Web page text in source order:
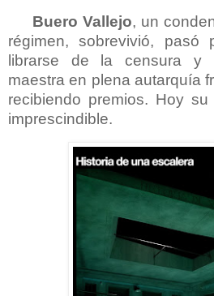
Buero Vallejo, un
régimen, sobrevivió, pasó
librarse de la censura y
maestra en plena autarquía
recibiendo premios. Hoy
imprescindible.